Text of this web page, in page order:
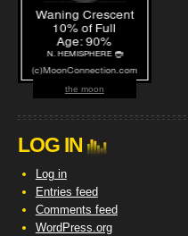
the moon
LOG IN
Log in
Entries feed
Comments feed
WordPress.org